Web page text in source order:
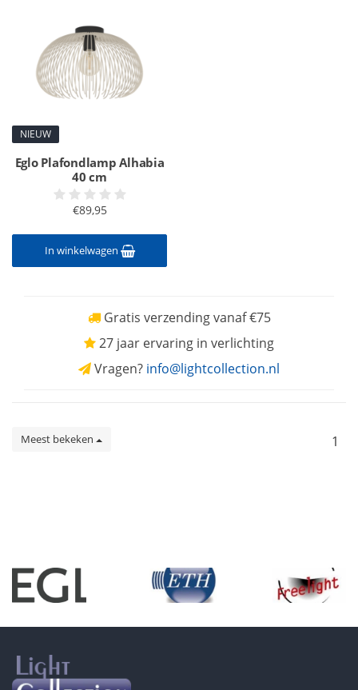
NIEUW
Eglo Plafondlamp Alhabia
40 cm
€89,95
In winkelwagen
Gratis verzending vanaf €75
27 jaar ervaring in verlichting
Vragen? info@lightcollection.nl
Meest bekeken 1